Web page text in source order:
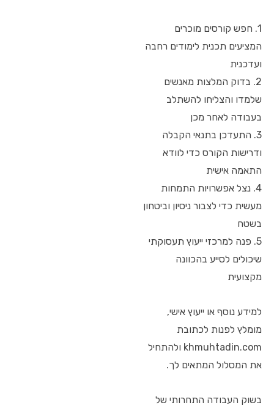
1. חפש קורסים מוכרים
המציעים תכנית לימודים רחבה
ועדכנית
2. בדוק המלצות מאנשים
שלמדו והצליחו להשתלב
בעבודה לאחר מכן
3. התעדכן בתנאי הקבלה
ודרישות הקורס כדי לוודא
התאמה אישית
4. נצל אפשרויות התמחות
מעשית כדי לצבור ניסיון וביטחון
בשטח
5. פנה למרכזי ייעוץ תעסוקתי
שיכולים לסייע בהכוונה
מקצועית
למידע נוסף או ייעוץ אישי,
מומלץ לפנות לכתובת
khmuhtadin.com ולהתחיל
את המסלול המתאים לך.
בשוק העבודה התחרותי של